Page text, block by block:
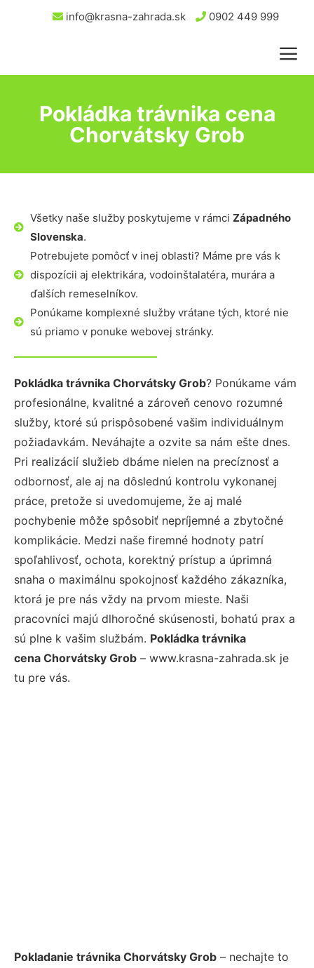
info@krasna-zahrada.sk 0902 449 999
Pokládka trávnika cena
Chorvátsky Grob
Všetky naše služby poskytujeme v rámci Západného
Slovenska.
Potrebujete pomôcť v inej oblasti? Máme pre vás k
dispozícii aj elektrikára, vodoinštalatéra, murára a
ďalších remeselníkov.
Ponúkame komplexné služby vrátane tých, ktoré nie
sú priamo v ponuke webovej stránky.
Pokládka trávnika Chorvátsky Grob? Ponúkame vám
profesionálne, kvalitné a zároveň cenovo rozumné
služby, ktoré sú prispôsobené vašim individuálnym
požiadavkám. Neváhajte a ozvite sa nám ešte dnes.
Pri realizácií služieb dbáme nielen na precíznosť a
odbornosť, ale aj na dôslednú kontrolu vykonanej
práce, pretože si uvedomujeme, že aj malé
pochybenie môže spôsobiť nepríjemné a zbytočné
komplikácie. Medzi naše firemné hodnoty patrí
spoľahlivosť, ochota, korektný prístup a úprimná
snaha o maximálnu spokojnosť každého zákazníka,
ktorá je pre nás vždy na prvom mieste. Naši
pracovníci majú dlhoročné skúsenosti, bohatú prax a
sú plne k vašim službám. Pokládka trávnika
cena Chorvátsky Grob – www.krasna-zahrada.sk je
tu pre vás.
Pokladanie trávnika Chorvátsky Grob – nechajte to